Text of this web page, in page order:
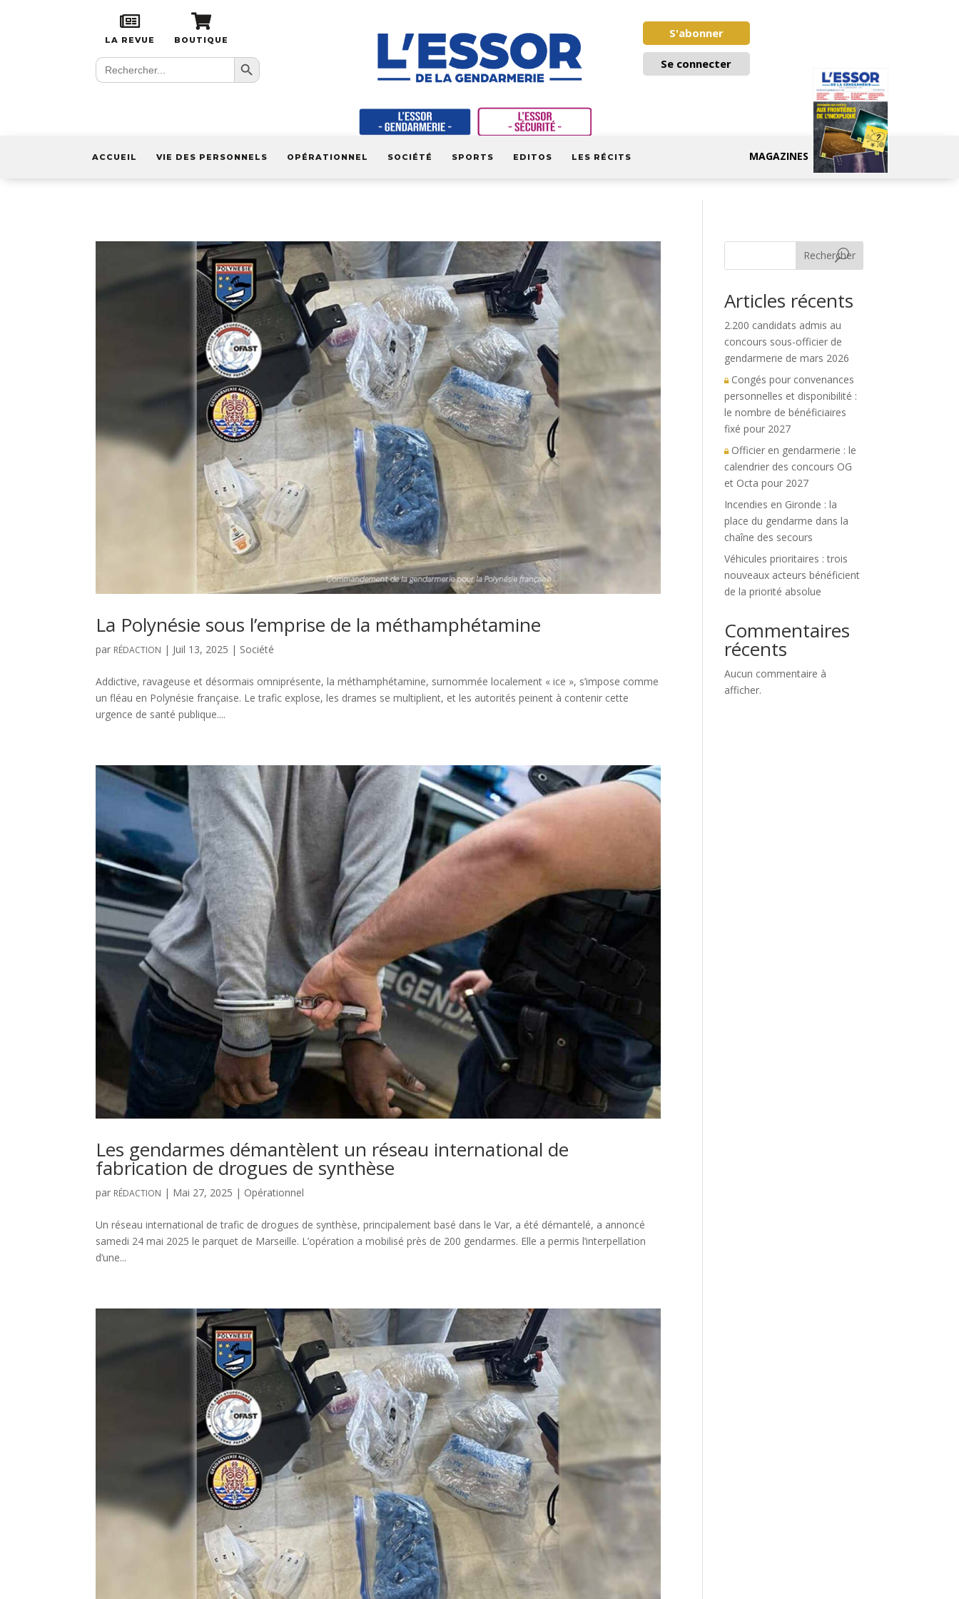
LA REVUE BOUTIQUE
Search
for:
Search Button
S'abonner
Se connecter
ACCUEIL VIE DES PERSONNELS OPÉRATIONNEL SOCIÉTÉ SPORTS EDITOS LES RÉCITS MAGAZINES
La Polynésie sous l’emprise de la méthamphétamine
par RÉDACTION | Juil 13, 2025 | Société
Addictive, ravageuse et désormais omniprésente, la méthamphétamine, surnommée localement « ice », s’impose comme
un fléau en Polynésie française. Le trafic explose, les drames se multiplient, et les autorités peinent à contenir cette
urgence de santé publique....
Les gendarmes démantèlent un réseau international de
fabrication de drogues de synthèse
par RÉDACTION | Mai 27, 2025 | Opérationnel
Un réseau international de trafic de drogues de synthèse, principalement basé dans le Var, a été démantelé, a annoncé
samedi 24 mai 2025 le parquet de Marseille. L’opération a mobilisé près de 200 gendarmes. Elle a permis l’interpellation
d’une...
Rechercher
Articles récents
2.200 candidats admis au
concours sous-officier de
gendarmerie de mars 2026
Congés pour convenances
personnelles et disponibilité :
le nombre de bénéficiaires
fixé pour 2027
Officier en gendarmerie : le
calendrier des concours OG
et Octa pour 2027
Incendies en Gironde : la
place du gendarme dans la
chaîne des secours
Véhicules prioritaires : trois
nouveaux acteurs bénéficient
de la priorité absolue
Commentaires
récents
Aucun commentaire à
afficher.